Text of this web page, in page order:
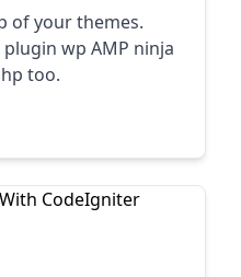
of your themes.
wp AMP ninja
too.